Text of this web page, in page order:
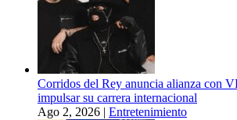
Corridos del Rey anuncia alianza con
impulsar su carrera internacional
Ago 2, 2026 | Entretenimiento